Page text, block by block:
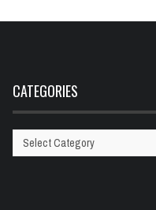
CATEGORIES
Categories